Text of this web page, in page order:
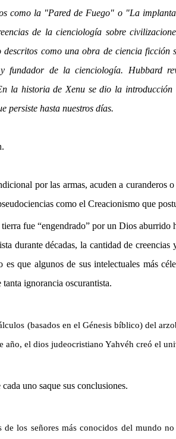
como la "Pared de Fuego" o "La
de la cienciología sobre
descritos como una obra de ciencia
fundador de la cienciología. Hubbard
la historia de Xenu se dio la
persiste hasta nuestros días.
por las armas, acuden a curanderos
como el Creacionismo que
fue “engendrado” por un Dios aburrido
durante décadas, la cantidad de
que algunos de sus intelectuales más
ignorancia oscurantista.
(basados en el Génesis bíblico) del
año, el dios judeocristiano Yahvéh creó el
cada uno saque sus conclusiones.
los señores más conocidos del mundo